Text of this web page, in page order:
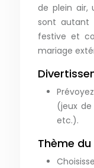
de plein air,
sont autant
festive et
mariage
(jeux
etc.).
Thème